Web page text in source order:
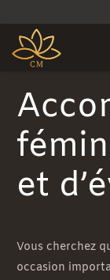
et
Vous cherchez
occasion